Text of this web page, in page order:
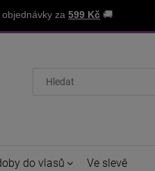
za 599 Kč 🚚
do vlasů Ve slevě